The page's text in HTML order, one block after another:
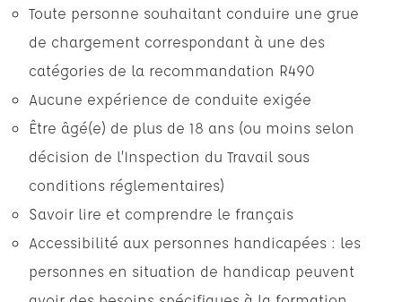
Toute personne souhaitant conduire une grue
de chargement correspondant à une des
catégories de la recommandation R490
Aucune expérience de conduite exigée
Être âgé(e) de plus de 18 ans (ou moins selon
décision de l’Inspection du Travail sous
conditions réglementaires)
Savoir lire et comprendre le français
Accessibilité aux personnes handicapées : les
personnes en situation de handicap peuvent